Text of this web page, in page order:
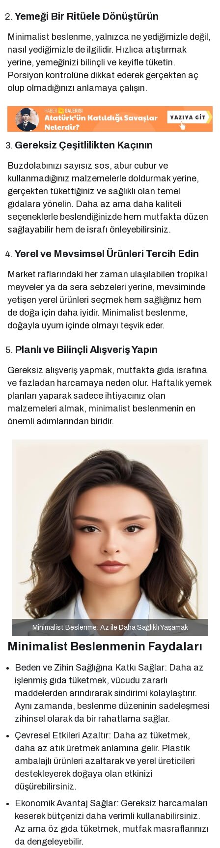
Yemeği Bir Ritüele Dönüştürün
Minimalist beslenme, yalnızca ne yediğimizle değil,
nasıl yediğimizle de ilgilidir. Hızlıca atıştırmak
yerine, yemeğinizi bilinçli ve keyifle tüketin.
Porsiyon kontrolüne dikkat ederek gerçekten aç
olup olmadığınızı anlamaya çalışın.
Gereksiz Çeşitlilikten Kaçının
Buzdolabınızı sayısız sos, abur cubur ve
kullanmadığınız malzemelerle doldurmak yerine,
gerçekten tükettiğiniz ve sağlıklı olan temel
gıdalara yönelin. Daha az ama daha kaliteli
seçeneklerle beslendiğinizde hem mutfakta düzen
sağlayabilir hem de israfı önleyebilirsiniz.
Yerel ve Mevsimsel Ürünleri Tercih Edin
Market raflarındaki her zaman ulaşılabilen tropikal
meyveler ya da sera sebzeleri yerine, mevsiminde
yetişen yerel ürünleri seçmek hem sağlığınız hem
de doğa için daha iyidir. Minimalist beslenme,
doğayla uyum içinde olmayı teşvik eder.
Planlı ve Bilinçli Alışveriş Yapın
Gereksiz alışveriş yapmak, mutfakta gıda israfına
ve fazladan harcamaya neden olur. Haftalık yemek
planları yaparak sadece ihtiyacınız olan
malzemeleri almak, minimalist beslenmenin en
önemli adımlarından biridir.
Minimalist Beslenme: Az ile Daha Sağlıklı Yaşamak
Minimalist Beslenmenin Faydaları
Beden ve Zihin Sağlığına Katkı Sağlar: Daha az
işlenmiş gıda tüketmek, vücudu zararlı
maddelerden arındırarak sindirimi kolaylaştırır.
Aynı zamanda, beslenme düzeninin sadeleşmesi
zihinsel olarak da bir rahatlama sağlar.
Çevresel Etkileri Azaltır: Daha az tüketmek,
daha az atık üretmek anlamına gelir. Plastik
ambalajlı ürünleri azaltarak ve yerel üreticileri
destekleyerek doğaya olan etkinizi
düşürebilirsiniz.
Ekonomik Avantaj Sağlar: Gereksiz harcamaları
keserek bütçenizi daha verimli kullanabilirsiniz.
Az ama öz gıda tüketmek, mutfak masraflarınızı
da dengeleyebilir.